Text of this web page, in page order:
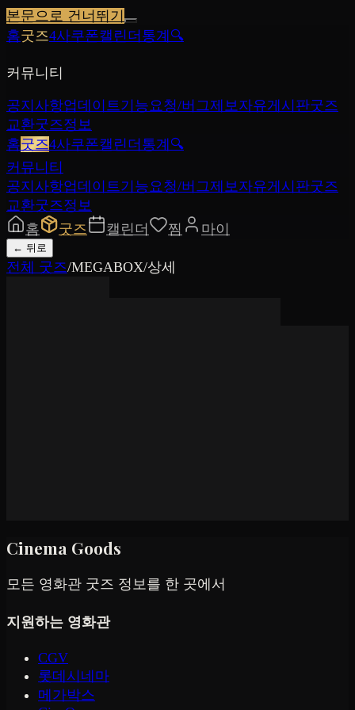
본문으로 건너뛰기
홈굿즈4사쿠폰캘린더 통계 🔍
커뮤니티
공지사항업데이트기능요청/버그제보자유게시판굿즈
교환굿즈정보
홈굿즈4사쿠폰캘린더 통계 🔍
커뮤니티
공지사항업데이트기능요청/버그제보자유게시판굿즈
교환굿즈정보
홈
굿즈 캘린더 찜 마이
← 뒤로
전체 굿즈/MEGABOX/상세
Cinema Goods
모든 영화관 굿즈 정보를 한 곳에서
지원하는 영화관
CGV
롯데시네마
메가박스